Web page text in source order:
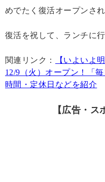
めでたく復活オープンさ
復活を祝して、ランチに
関連リンク：
【いよいよ
12/9（火）オープン！「
時間・定休日などを紹介
【広告・ス